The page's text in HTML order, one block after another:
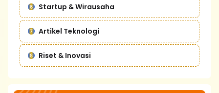
Startup & Wirausaha
Artikel Teknologi
Riset & Inovasi